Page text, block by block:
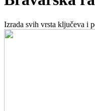
Izrada svih vrsta ključeva i